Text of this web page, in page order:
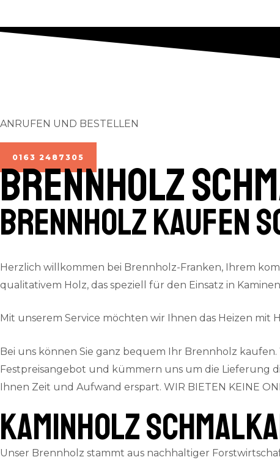
ANRUFEN UND BESTELLEN
0163 2487305
BRENNHOLZ
Brennholz kaufen
Herzlich willkommen bei Brennholz-Franken, Ihrem
qualitativem Holz, das speziell für den Einsatz in
Mit unserem Service möchten wir Ihnen das Heizen mit
Bei uns können Sie ganz bequem Ihr Brennholz
Festpreisangebot und kümmern uns um die Lieferung
Ihnen Zeit und Aufwand erspart. WIR BIETEN KEINE
Kaminholz
Unser Brennholz stammt aus nachhaltiger